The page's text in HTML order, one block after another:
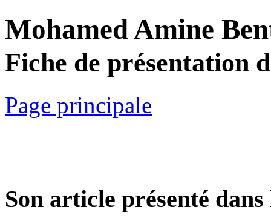
Mohamed Amine
Fiche de présentation
Page principale
Son article présenté